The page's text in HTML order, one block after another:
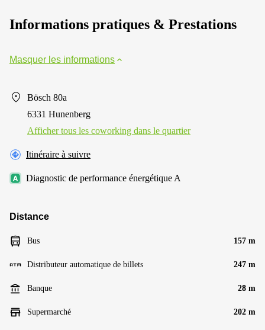
Informations pratiques & Prestations
Masquer les informations
Bösch 80a
6331 Hunenberg
Afficher tous les сoworking dans le quartier
Itinéraire à suivre
Diagnostic de performance énergétique A
Distance
Bus 157 m
Distributeur automatique de billets 247 m
Banque 28 m
Supermarché 202 m